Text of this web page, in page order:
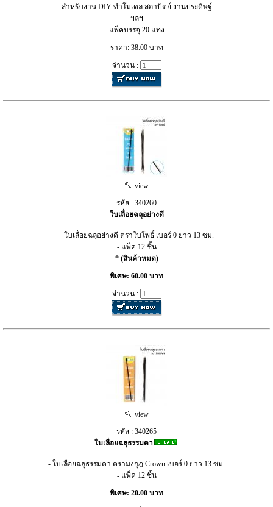
สำหรับงาน DIY ทำโมเดล สถาปัตย์ งานประดิษฐ์
ฯลฯ
แพ็คบรรจุ 20 แท่ง
ราคา: 38.00 บาท
จำนวน :
view
รหัส : 340260
ใบเลื่อยฉลุอย่างดี
- ใบเลื่อยฉลุอย่างดี ตราใบโพธิ์ เบอร์ 0 ยาว 13 ซม.
- แพ็ค 12 ชิ้น
* (สินค้าหมด)
พิเศษ: 60.00 บาท
จำนวน :
view
รหัส : 340265
ใบเลื่อยฉลุธรรมดา
- ใบเลื่อยฉลุธรรมดา ตรามงกุฎ Crown เบอร์ 0 ยาว 13 ซม.
- แพ็ค 12 ชิ้น
พิเศษ: 20.00 บาท